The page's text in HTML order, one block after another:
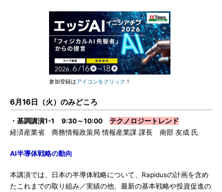
参加登録はアイコンをクリック ！
6月16日（火）のみどころ
・基調講演1-1 9:30～10:00 テクノロジートレンド
経済産業省 商務情報政策局 情報産業課 課長 南部 友成 氏
AI半導体戦略の動向
本講演では、日本の半導体戦略について、Rapidusの計画を含め
たこれまでの取り組み／実績の他、最新の基本戦略や投資促進の